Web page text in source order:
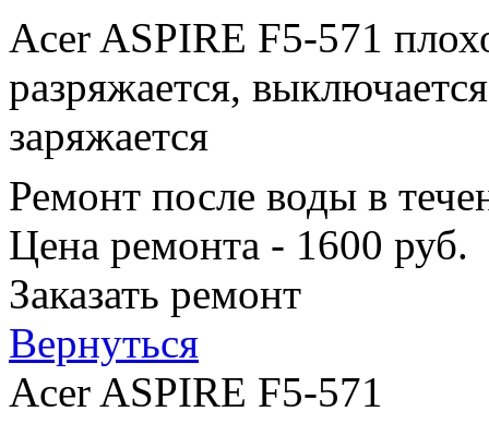
Acer ASPIRE F5-571
разряжается,
заряжается
Ремонт после воды в
Цена ремонта - 1600 руб.
Заказать ремонт
Вернуться
Acer ASPIRE F5-571